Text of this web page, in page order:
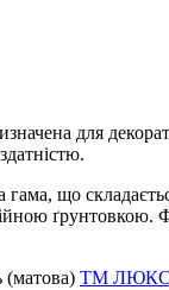
для
що
ґрунтовкою.
(матова) ТМ